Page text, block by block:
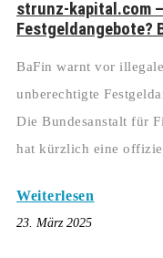
strunz-kapital.com
Festgeldangebote?
BaFin warnt vor
unberechtigte
Die Bundesanstalt für
hat kürzlich eine
Weiterlesen
23. März 2025